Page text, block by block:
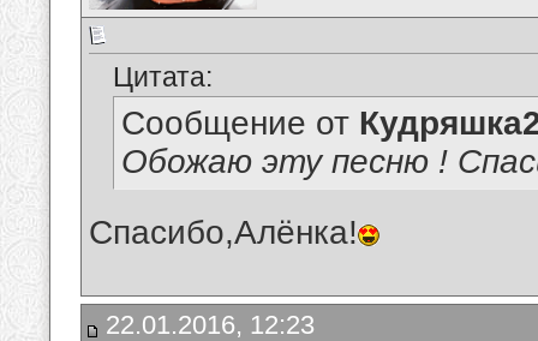
Цитата:
Сообщение от
Обожаю эту песню !
Спасибо,Алёнка!
22.01.2016, 12:23